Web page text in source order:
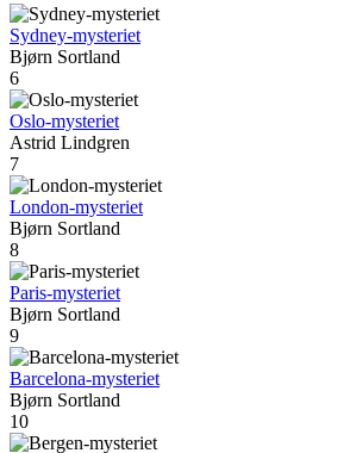
Sydney-mysteriet
Bjørn Sortland
6
Oslo-mysteriet
Astrid Lindgren
7
London-mysteriet
Bjørn Sortland
8
Paris-mysteriet
Bjørn Sortland
9
Barcelona-mysteriet
Bjørn Sortland
10